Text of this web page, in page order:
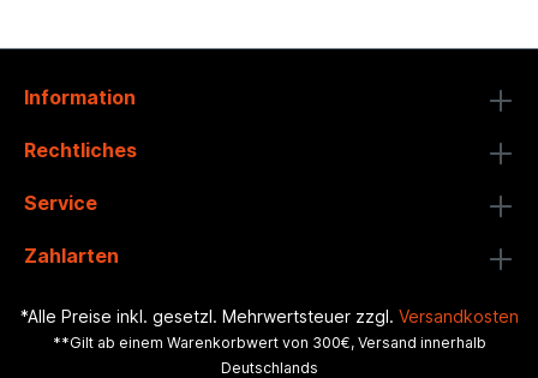
Information
Rechtliches
Service
Zahlarten
*Alle Preise inkl. gesetzl. Mehrwertsteuer zzgl. Versandkosten
**Gilt ab einem Warenkorbwert von 300€, Versand innerhalb
Deutschlands